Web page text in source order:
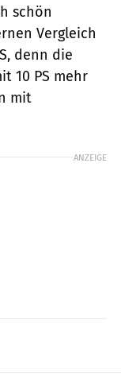
schön
Vergleich
denn die
10 PS mehr
mit
ANZEIGE